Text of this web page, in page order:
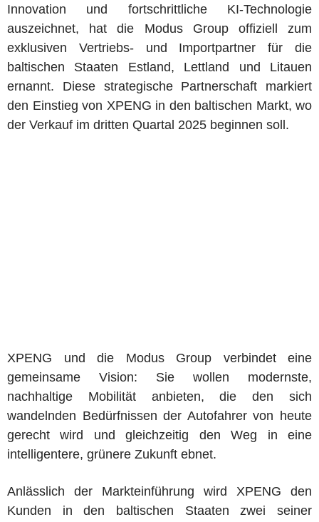
Innovation und fortschrittliche KI-Technologie
auszeichnet, hat die Modus Group offiziell zum
exklusiven Vertriebs- und Importpartner für die
baltischen Staaten Estland, Lettland und Litauen
ernannt. Diese strategische Partnerschaft markiert
den Einstieg von XPENG in den baltischen Markt, wo
der Verkauf im dritten Quartal 2025 beginnen soll.
XPENG und die Modus Group verbindet eine
gemeinsame Vision: Sie wollen modernste,
nachhaltige Mobilität anbieten, die den sich
wandelnden Bedürfnissen der Autofahrer von heute
gerecht wird und gleichzeitig den Weg in eine
intelligentere, grünere Zukunft ebnet.
Anlässlich der Markteinführung wird XPENG den
Kunden in den baltischen Staaten zwei seiner